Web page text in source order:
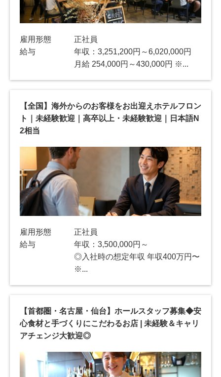
雇用形態
正社員
給与
年収：3,251,200円～6,020,000円
月給 254,000円～430,000円 ※...
【全国】海外からのお客様をお出迎えホテルフロン
ト｜未経験歓迎｜高卒以上・未経験歓迎｜日本語N
2相当
雇用形態
正社員
給与
年収：3,500,000円～
◎入社時の想定年収 年収400万円〜
※...
【首都圏・名古屋・仙台】ホールスタッフ募集◆安
心食材と手づくりにこだわるお店 | 未経験＆キャリ
アチェンジ大歓迎◎